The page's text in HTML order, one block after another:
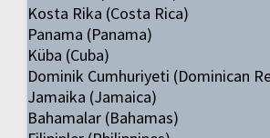
Kosta Rika (Costa Rica)
Panama (Panama)
Küba (Cuba)
Dominik Cumhuriyeti (Dominican
Jamaika (Jamaica)
Bahamalar (Bahamas)